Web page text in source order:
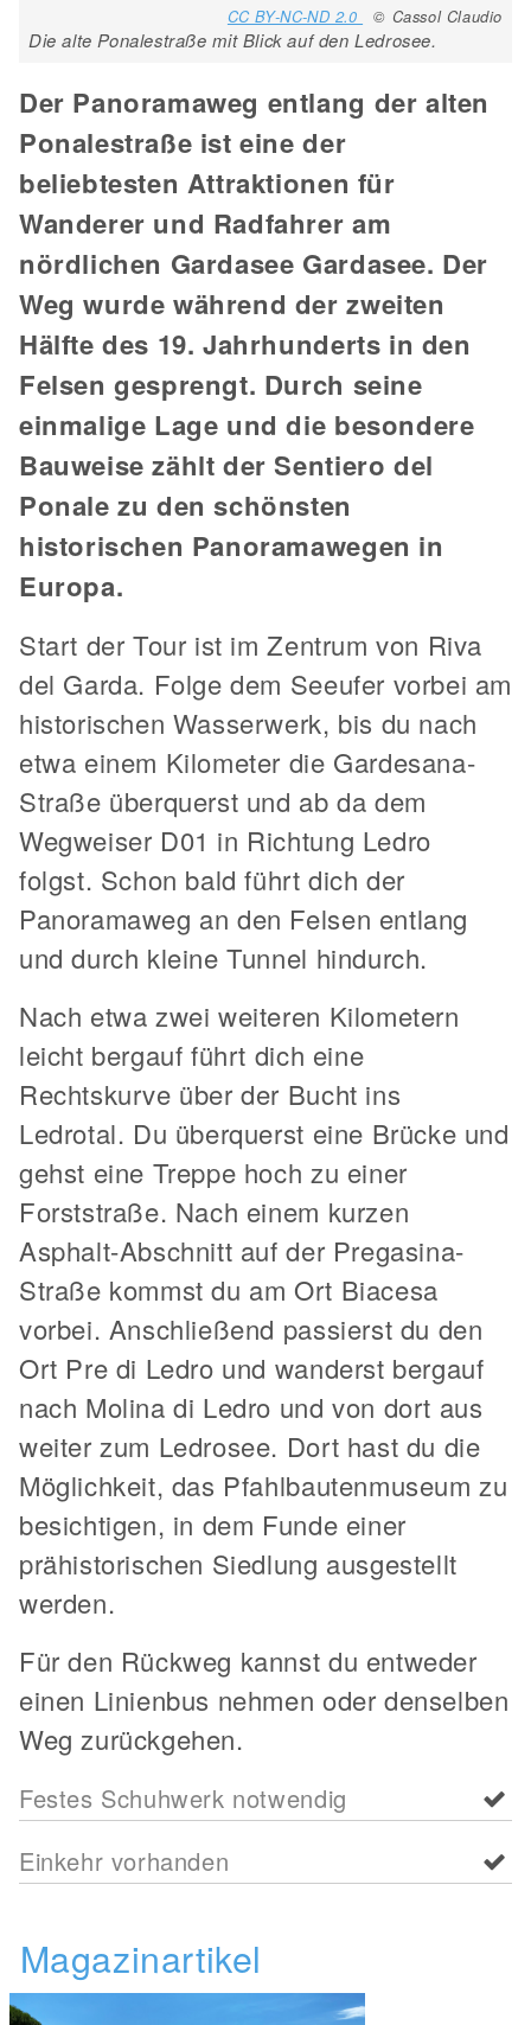
CC BY-NC-ND 2.0 © Cassol Claudio
Die alte Ponalestraße mit Blick auf den Ledrosee.
Der Panoramaweg entlang der alten
Ponalestraße ist eine der
beliebtesten Attraktionen für
Wanderer und Radfahrer am
nördlichen Gardasee Gardasee. Der
Weg wurde während der zweiten
Hälfte des 19. Jahrhunderts in den
Felsen gesprengt. Durch seine
einmalige Lage und die besondere
Bauweise zählt der Sentiero del
Ponale zu den schönsten
historischen Panoramawegen in
Europa.
Start der Tour ist im Zentrum von Riva
del Garda. Folge dem Seeufer vorbei am
historischen Wasserwerk, bis du nach
etwa einem Kilometer die Gardesana-
Straße überquerst und ab da dem
Wegweiser D01 in Richtung Ledro
folgst. Schon bald führt dich der
Panoramaweg an den Felsen entlang
und durch kleine Tunnel hindurch.
Nach etwa zwei weiteren Kilometern
leicht bergauf führt dich eine
Rechtskurve über der Bucht ins
Ledrotal. Du überquerst eine Brücke und
gehst eine Treppe hoch zu einer
Forststraße. Nach einem kurzen
Asphalt-Abschnitt auf der Pregasina-
Straße kommst du am Ort Biacesa
vorbei. Anschließend passierst du den
Ort Pre di Ledro und wanderst bergauf
nach Molina di Ledro und von dort aus
weiter zum Ledrosee. Dort hast du die
Möglichkeit, das Pfahlbautenmuseum zu
besichtigen, in dem Funde einer
prähistorischen Siedlung ausgestellt
werden.
Für den Rückweg kannst du entweder
einen Linienbus nehmen oder denselben
Weg zurückgehen.
Festes Schuhwerk notwendig
Einkehr vorhanden
Magazinartikel